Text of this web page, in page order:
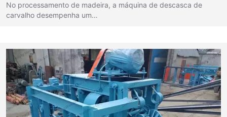
No processamento de madeira, a máquina de descasca de
carvalho desempenha um…